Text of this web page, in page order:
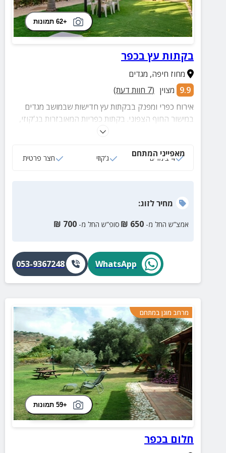
+62 תמונות
בקתות עץ בכפר
מחוז חיפה, מגדים
9.9 מצוין (
7 חוות דעת)
אירוח כפרי ומפנק בבקתות עץ חדישות שבמושב מגדים
במישור החוף הצפוני. בקתות כפריות המאובזרות בג'קוזי,
מרפסת וחצר פרטית עם פינת ישיבה תחת שמשיה.
מאפייני המתחם
4 צימרים ג‘קוזי חצר פרטית
מחירלזוג:
אמצ”ש החל מ- 650
₪ סופ”ש החל מ- 700
₪
WhatsApp
053-9367248
מרחב מוגן במתחם
+59 תמונות
חלום בכפר